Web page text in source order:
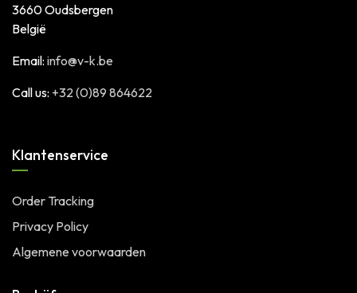
3660 Oudsbergen
België
Email: info@v-k.be
Call us: +32 (0)89 864622
Klantenservice
Order Tracking
Privacy Policy
Algemene voorwaarden